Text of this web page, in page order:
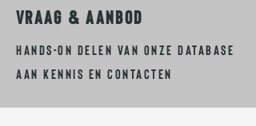
HANDS-ON DELEN VAN ONZE DATABASE
AAN KENNIS EN CONTACTEN
vraag & aanbod